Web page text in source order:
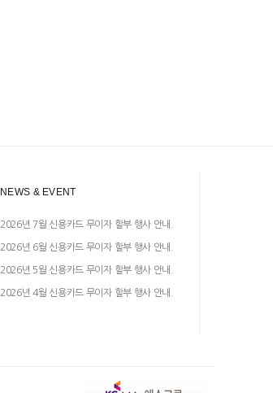
NEWS & EVENT
2026년 7월 신용카드 무이자 할부 행사 안내.
2026년 6월 신용카드 무이자 할부 행사 안내.
2026년 5월 신용카드 무이자 할부 행사 안내.
2026년 4월 신용카드 무이자 할부 행사 안내.